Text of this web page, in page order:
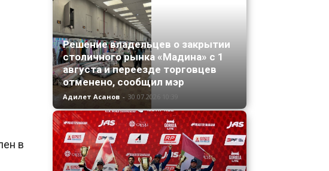
в
Решение владельцев о закрытии
столичного рынка «Мадина» с 1
августа и переезде торговцев
отменено, сообщил мэр
Адилет Асанов - 30.07.2026 10:39